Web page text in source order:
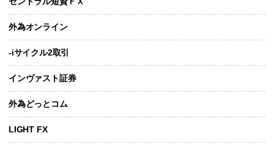
外為オンライン
-iサイクル2取引
インヴァスト証券
外為どっとコム
LIGHT FX